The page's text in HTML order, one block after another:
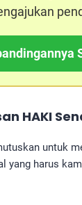
HAKI
untuk
yang harus